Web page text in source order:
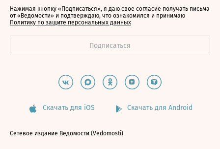
Нажимая кнопку «Подписаться», я даю свое согласие получать письма
от «Ведомости» и подтверждаю, что ознакомился и принимаю
Политику по защите персональных данных
Скачать для iOS Скачать для Android
Сетевое издание Ведомости (Vedomosti)